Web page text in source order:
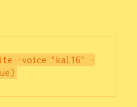
-voice "kal16" -